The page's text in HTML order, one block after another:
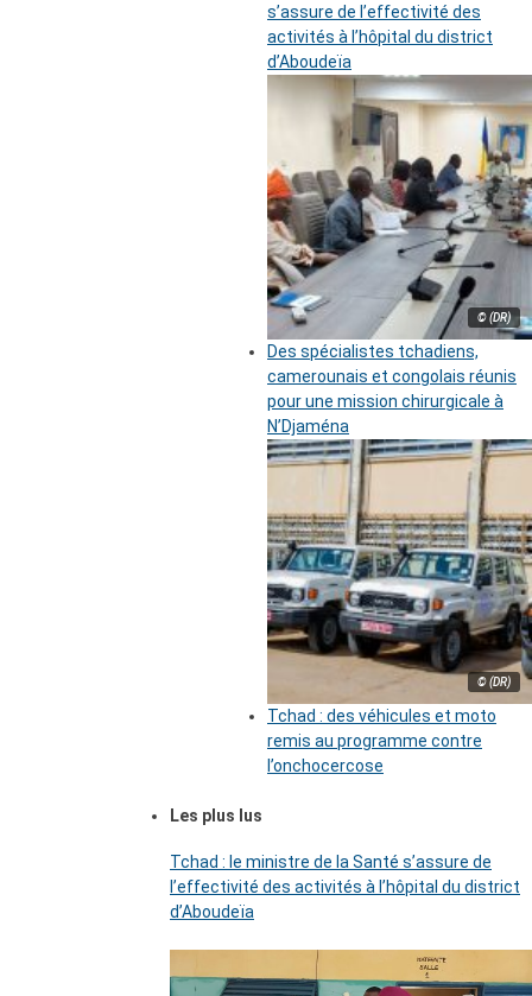
s’assure de l’effectivité des
activités à l’hôpital du district
d’Aboudeïa
© (DR)
Des spécialistes tchadiens,
camerounais et congolais réunis
pour une mission chirurgicale à
N’Djaména
© (DR)
Tchad : des véhicules et moto
remis au programme contre
l’onchocercose
Les plus lus
Tchad : le ministre de la Santé s’assure de
l’effectivité des activités à l’hôpital du district
d’Aboudeïa